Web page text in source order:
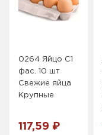
0264 Яйцо С1
фас. 10 шт
Свежие яйца
Крупные
117,59 ₽